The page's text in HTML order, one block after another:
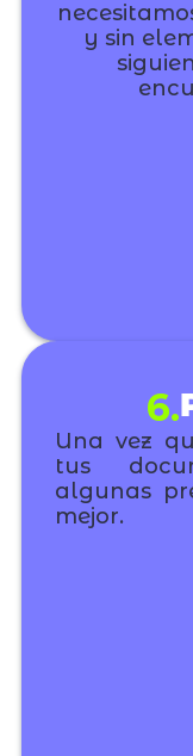
y sin
6.
Una vez
tus
algunas
mejor.